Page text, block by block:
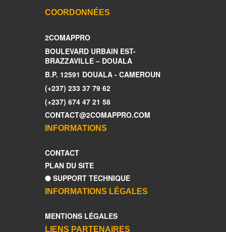
COORDONNÉES
2COMAPPRO
BOULEVARD URBAIN EST-
BRAZZAVILLE – DOUALA
B.P. 12591 DOUALA - CAMEROUN
(+237) 233 37 79 62
(+237) 674 47 21 58
CONTACT@2COMAPPRO.COM
INFORMATIONS
CONTACT
PLAN DU SITE
SUPPORT TECHNIQUE
INFORMATIONS LÉGALES
MENTIONS LÉGALES
LIENS PARTENAIRES